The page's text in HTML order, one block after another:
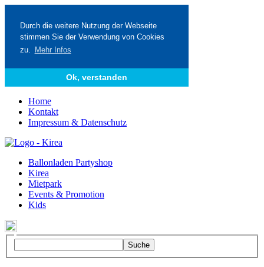
Durch die weitere Nutzung der Webseite
stimmen Sie der Verwendung von Cookies
zu.
Mehr Infos
Ok, verstanden
Home
Kontakt
Impressum & Datenschutz
Ballonladen Partyshop
Kirea
Mietpark
Events & Promotion
Kids